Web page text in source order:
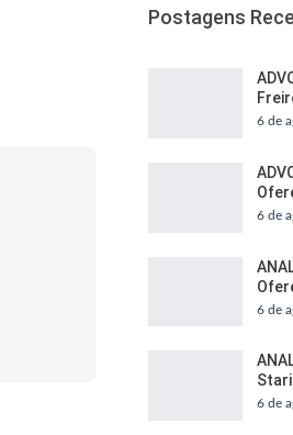
Postagens
6 de
6 de
6 de
6 de